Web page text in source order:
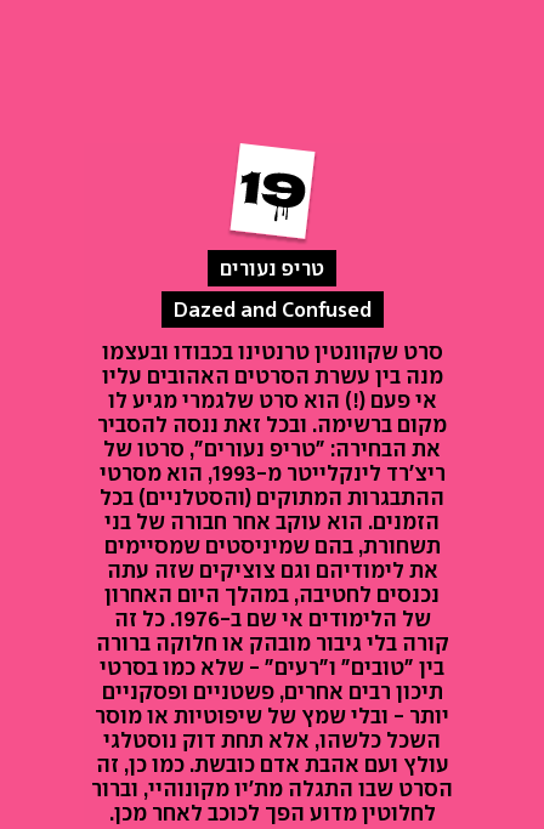
טריפ נעורים
Dazed and Confused
סרט שקוונטין טרנטינו בכבודו ובעצמו
מנה בין עשרת הסרטים האהובים עליו
אי פעם (!) הוא סרט שלגמרי מגיע לו
מקום ברשימה. ובכל זאת ננסה להסביר
את הבחירה: "טריפ נעורים", סרטו של
ריצ'רד לינקלייטר מ-1993, הוא מסרטי
ההתבגרות המתוקים (והסטלניים) בכל
הזמנים. הוא עוקב אחר חבורה של בני
תשחורת, בהם שמיניסטים שמסיימים
את לימודיהם וגם צוציקים שזה עתה
נכנסים לחטיבה, במהלך היום האחרון
של הלימודים אי שם ב-1976. כל זה
קורה בלי גיבור מובהק או חלוקה ברורה
בין "טובים" ו"רעים" - שלא כמו בסרטי
תיכון רבים אחרים, פשטניים ופסקניים
יותר - ובלי שמץ של שיפוטיות או מוסר
השכל כלשהו, אלא תחת דוק נוסטלגי
עולץ ועם אהבת אדם כובשת. כמו כן, זה
הסרט שבו התגלה מת'יו מקונוהיי, וברור
לחלוטין מדוע הפך לכוכב לאחר מכן.